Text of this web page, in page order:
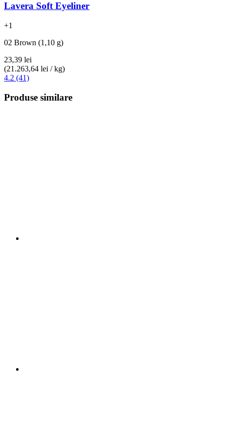
Lavera Soft Eyeliner
+1
02 Brown (1,10 g)
23,39 lei
(21.263,64 lei / kg)
4.2 (41)
Produse similare